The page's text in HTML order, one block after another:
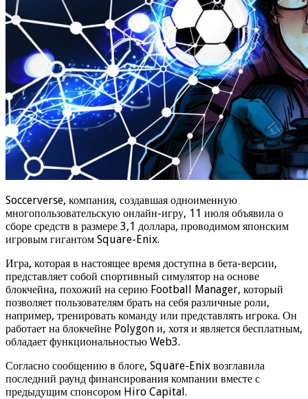
Soccerverse, компания, создавшая одноименную
многопользовательскую онлайн-игру, 11 июля объявила о
сборе средств в размере 3,1 доллара, проводимом японским
игровым гигантом Square-Enix.
Игра, которая в настоящее время доступна в бета-версии,
представляет собой спортивный симулятор на основе
блокчейна, похожий на серию Football Manager, который
позволяет пользователям брать на себя различные роли,
например, тренировать команду или представлять игрока. Он
работает на блокчейне Polygon и, хотя и является бесплатным,
обладает функциональностью Web3.
Согласно сообщению в блоге, Square-Enix возглавила
последний раунд финансирования компании вместе с
предыдущим спонсором Hiro Capital.